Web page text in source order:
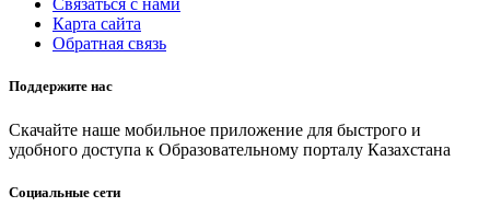
Связаться с нами
Карта сайта
Обратная связь
Поддержите нас
Скачайте наше мобильное приложение для быстрого и
удобного доступа к Образовательному порталу Казахстана
Социальные сети